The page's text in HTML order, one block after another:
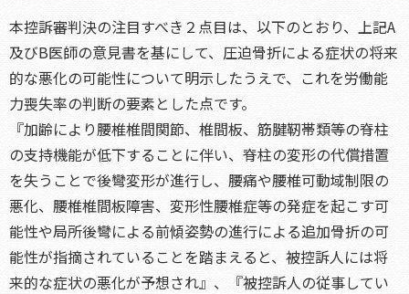
本控訴審判決の注目すべき２点目は、以下のとおり、上記A
及びB医師の意見書を基にして、圧迫骨折による症状の将来
的な悪化の可能性について明示したうえで、これを労働能
力喪失率の判断の要素とした点です。
『加齢により腰椎椎間関節、椎間板、筋腱靭帯類等の脊柱
の支持機能が低下することに伴い、脊柱の変形の代償措置
を失うことで後彎変形が進行し、腰痛や腰椎可動域制限の
悪化、腰椎椎間板障害、変形性腰椎症等の発症を起こす可
能性や局所後彎による前傾姿勢の進行による追加骨折の可
能性が指摘されていることを踏まえると、被控訴人には将
来的な症状の悪化が予想され』、『被控訴人の従事してい